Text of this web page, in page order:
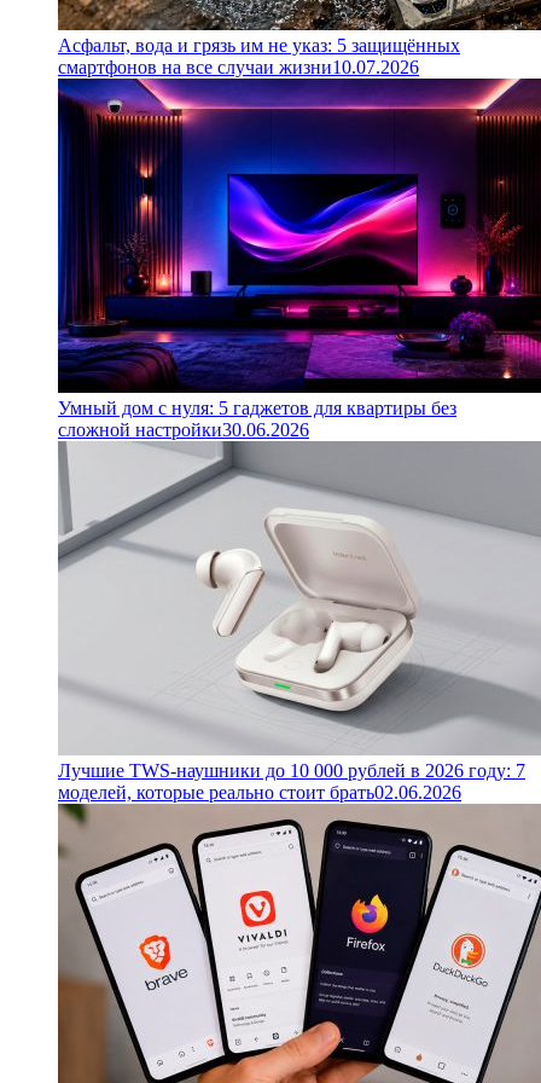
Асфальт, вода и грязь им не указ: 5 защищённых
смартфонов на все случаи жизни10.07.2026
Умный дом с нуля: 5 гаджетов для квартиры без
сложной настройки30.06.2026
Лучшие TWS-наушники до 10 000 рублей в 2026 году: 7
моделей, которые реально стоит брать02.06.2026